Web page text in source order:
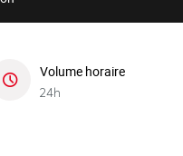
Volume horaire
24h